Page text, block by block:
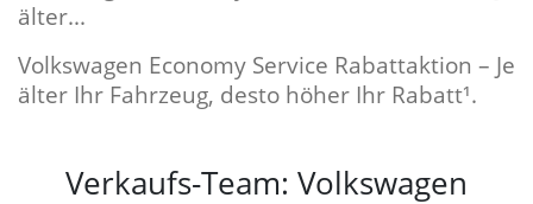
Volkswagen Economy Service Rabattaktion – Je
älter Ihr Fahrzeug, desto höher Ihr Rabatt¹.
Verkaufs-Team: Volkswagen